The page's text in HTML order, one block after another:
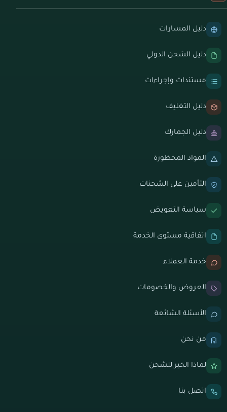
دليل المسارات
دليل الشحن الدولي
مستندات وإجراءات
دليل التغليف
دليل الجمارك
المواد المحظورة
التأمين على الشحنات
سياسة التعويض
اتفاقية مستوى الخدمة
خدمة العملاء
العروض والخصومات
الأسئلة الشائعة
من نحن
لماذا الخير للشحن
اتصل بنا